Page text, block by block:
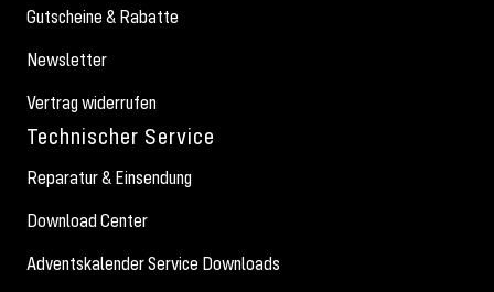
Gutscheine & Rabatte
Newsletter
Vertrag widerrufen
Technischer Service
Reparatur & Einsendung
Download Center
Adventskalender Service Downloads